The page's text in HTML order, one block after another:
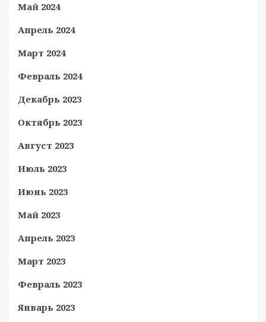
Май 2024
Апрель 2024
Март 2024
Февраль 2024
Декабрь 2023
Октябрь 2023
Август 2023
Июль 2023
Июнь 2023
Май 2023
Апрель 2023
Март 2023
Февраль 2023
Январь 2023